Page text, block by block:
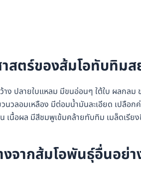
ตร์ของส้มโอทับทิมส
ง ปลายใบแหลม มีขนอ่อนๆ ใต้ใบ ผลกล
นวลอมเหลือง มีต่อมน้ำมันละเอียด เปลื
เนื้อผล มีสีชมพูเข้มคล้ายทับทิม เมล็ดเรีย
จากส้มโอพันธุ์อื่นอย่า